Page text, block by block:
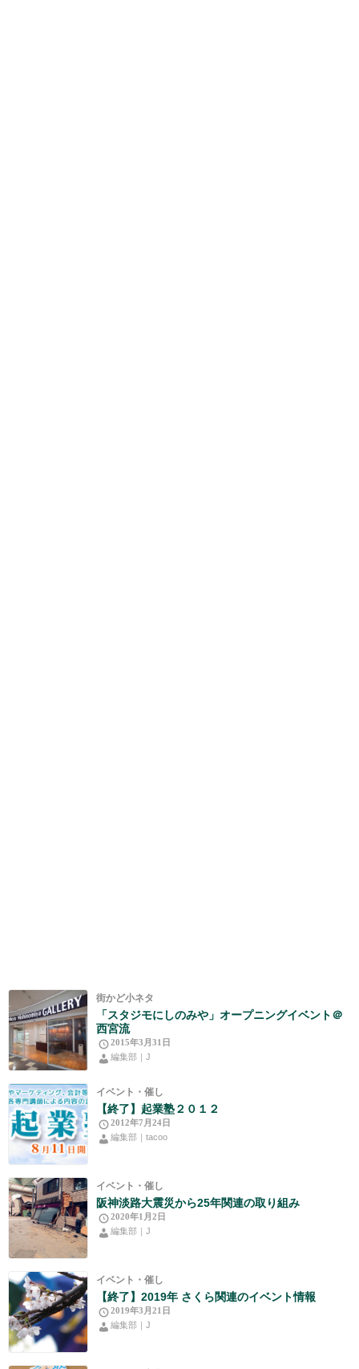
街かど小ネタ
「スタジモにしのみや」オープニングイベント＠
西宮流
2015年3月31日
編集部｜J
イベント・催し
【終了】起業塾２０１２
2012年7月24日
編集部｜tacoo
イベント・催し
阪神淡路大震災から25年関連の取り組み
2020年1月2日
編集部｜J
イベント・催し
【終了】2019年 さくら関連のイベント情報
2019年3月21日
編集部｜J